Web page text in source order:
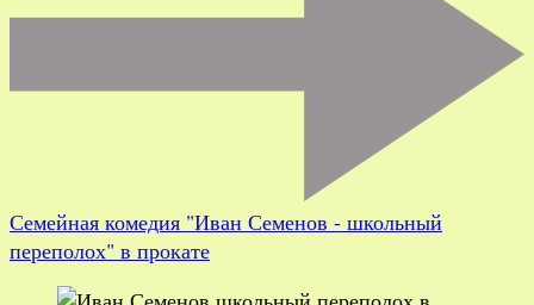
Семейная комедия "Иван Семенов - школьный
переполох" в прокате